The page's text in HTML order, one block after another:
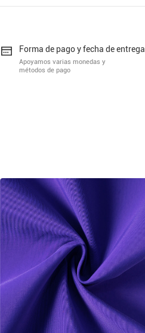
Forma de pago y fecha de entrega
Apoyamos varias monedas y
métodos de pago